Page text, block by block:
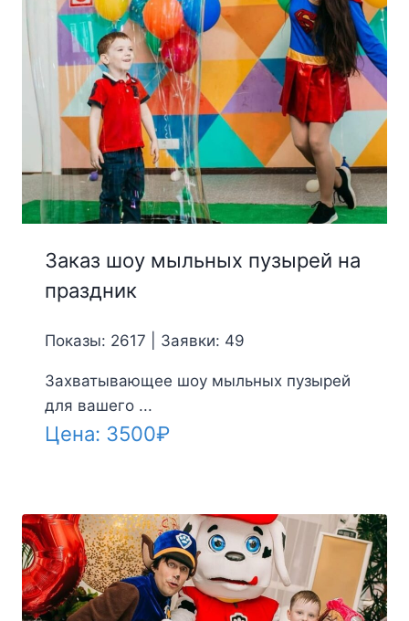
Заказ шоу мыльных пузырей на
праздник
Показы: 2617 | Заявки: 49
Захватывающее шоу мыльных пузырей
для вашего ...
Цена: 3500₽